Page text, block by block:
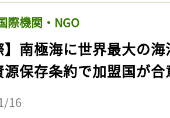
際機関・NGO
】南極海に世界最大の
源保存条約で加盟国が合
16